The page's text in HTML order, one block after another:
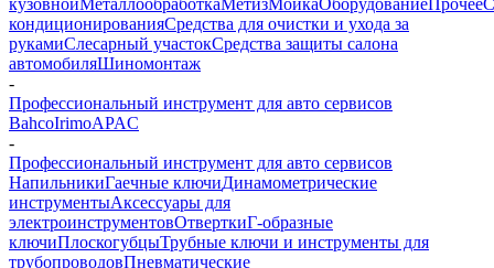
кондиционированияСредства для очистки и ухода за
рукамиСлесарный участокСредства защиты салона
автомобиляШиномонтаж
-
Профессиональный инструмент для авто сервисов
BahcoIrimoAPAC
-
Профессиональный инструмент для авто сервисов
НапильникиГаечные ключиДинамометрические
инструментыАксессуары для
электроинструментовОтверткиГ-образные
ключиПлоскогубцыТрубные ключи и инструменты для
трубопроводовПневматические